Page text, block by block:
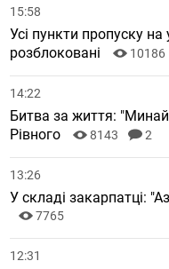
15:58
Усі пункти пропуску
розблоковані
10186
14:22
Битва за життя:
Рівного
8143 2
13:26
У складі закарпатці:
7765
12:31